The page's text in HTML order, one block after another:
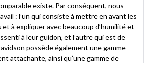
existe. Par conséquent, nous
: l’un qui consiste à mettre en avant les
à expliquer avec beaucoup d’humilité et
à leur guidon, et l’autre qui est de
possède également une gamme
attachante, ainsi qu’une gamme de